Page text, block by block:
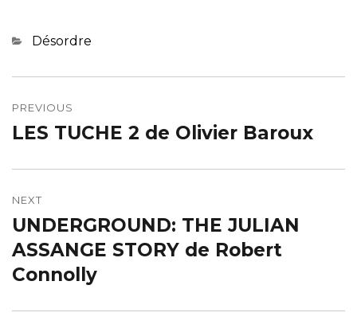
Categories
Désordre
de
l’article
PREVIOUS
Previous
LES TUCHE 2 de Olivier Baroux
NEXT
Next
post:
UNDERGROUND: THE JULIAN
ASSANGE STORY de Robert
Connolly